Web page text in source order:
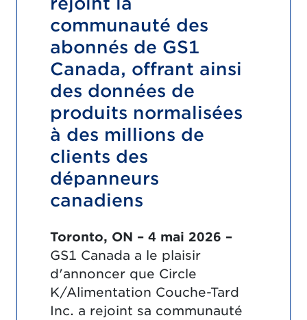
communauté des
abonnés de GS1
Canada, offrant ainsi
des données de
produits normalisées
à des millions de
clients des
dépanneurs
canadiens
Toronto, ON – 4 mai 2026 –
GS1 Canada a le plaisir
d'annoncer que Circle
K/Alimentation Couche-Tard
Inc. a rejoint sa communauté